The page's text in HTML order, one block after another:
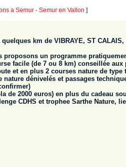
a Semur - Semur en Vallon ]
km de VIBRAYE, ST CALAIS,
proposons un programme
facile (de 7 ou 8 km) conseillée aux
et en plus 2 courses nature de type
dénivelés et passages
de 2000 euros) en plus du cadeau
CDHS et trophee Sarthe Nature,